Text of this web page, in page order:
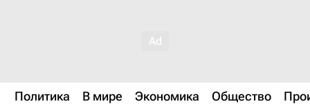
Политика В мире Экономика Общество